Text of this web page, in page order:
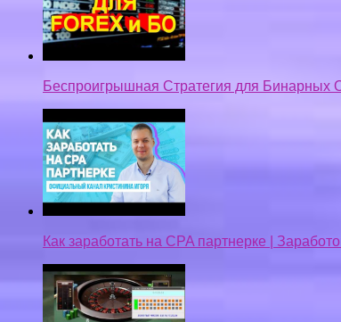
Беспроигрышная Стратегия для Бинарных
Как заработать на CPA партнерке |